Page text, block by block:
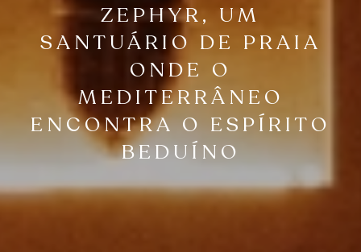
ZEPHYR, UM
SANTUÁRIO DE PRAIA
ONDE O
MEDITERRÂNEO
ENCONTRA O ESPÍRITO
BEDUÍNO